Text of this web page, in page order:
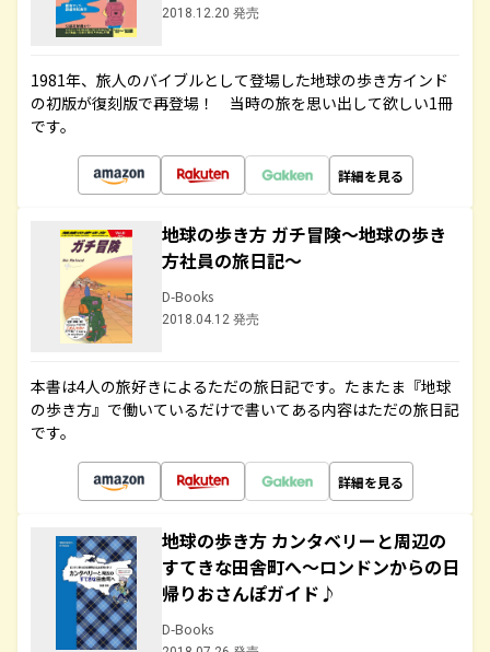
2018.12.20 発売
1981年、旅人のバイブルとして登場した地球の歩き方インド
の初版が復刻版で再登場！ 当時の旅を思い出して欲しい1冊
です。
詳細を見る
地球の歩き方 ガチ冒険～地球の歩き
方社員の旅日記～
D-Books
2018.04.12 発売
本書は4人の旅好きによるただの旅日記です。たまたま『地球
の歩き方』で働いているだけで書いてある内容はただの旅日記
です。
詳細を見る
地球の歩き方 カンタベリーと周辺の
すてきな田舎町へ～ロンドンからの日
帰りおさんぽガイド♪
D-Books